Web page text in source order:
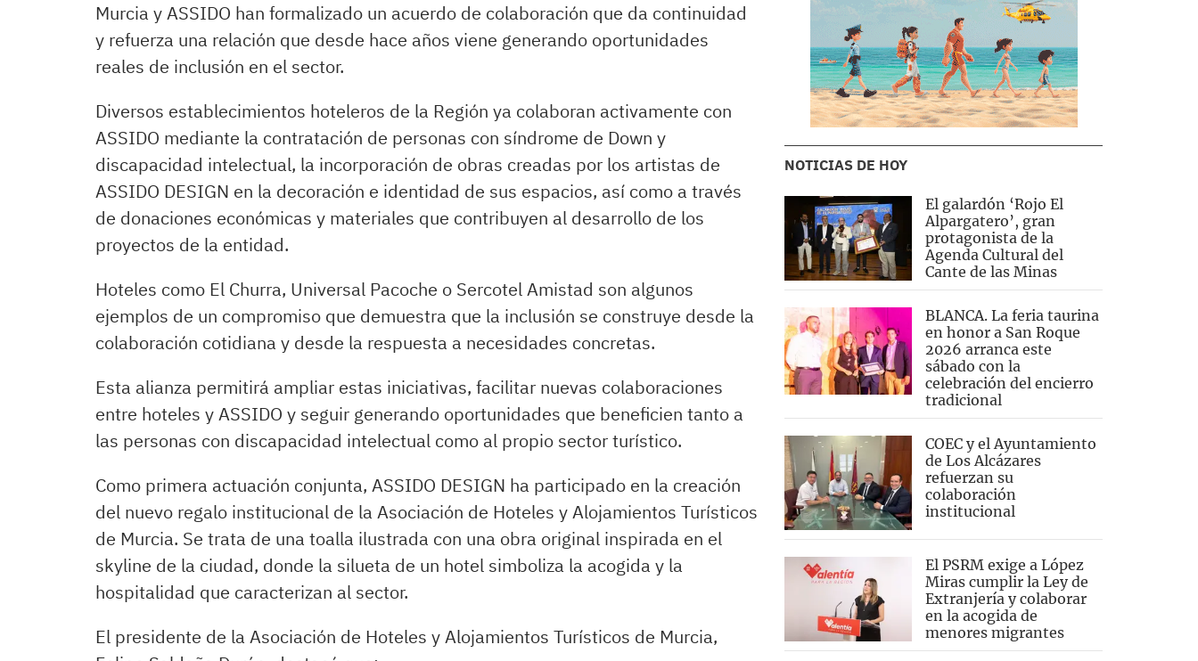
Murcia y ASSIDO han formalizado un acuerdo de colaboración que da continuidad
y refuerza una relación que desde hace años viene generando oportunidades
reales de inclusión en el sector.
Diversos establecimientos hoteleros de la Región ya colaboran activamente con
ASSIDO mediante la contratación de personas con síndrome de Down y
discapacidad intelectual, la incorporación de obras creadas por los artistas de
ASSIDO DESIGN en la decoración e identidad de sus espacios, así como a través
de donaciones económicas y materiales que contribuyen al desarrollo de los
proyectos de la entidad.
Hoteles como El Churra, Universal Pacoche o Sercotel Amistad son algunos
ejemplos de un compromiso que demuestra que la inclusión se construye desde la
colaboración cotidiana y desde la respuesta a necesidades concretas.
Esta alianza permitirá ampliar estas iniciativas, facilitar nuevas colaboraciones
entre hoteles y ASSIDO y seguir generando oportunidades que beneficien tanto a
las personas con discapacidad intelectual como al propio sector turístico.
Como primera actuación conjunta, ASSIDO DESIGN ha participado en la creación
del nuevo regalo institucional de la Asociación de Hoteles y Alojamientos Turísticos
de Murcia. Se trata de una toalla ilustrada con una obra original inspirada en el
skyline de la ciudad, donde la silueta de un hotel simboliza la acogida y la
hospitalidad que caracterizan al sector.
El presidente de la Asociación de Hoteles y Alojamientos Turísticos de Murcia,
NOTICIAS DE HOY
El galardón ‘Rojo El
Alpargatero’, gran
protagonista de la
Agenda Cultural del
Cante de las Minas
BLANCA. La feria taurina
en honor a San Roque
2026 arranca este
sábado con la
celebración del encierro
tradicional
COEC y el Ayuntamiento
de Los Alcázares
refuerzan su
colaboración
institucional
El PSRM exige a López
Miras cumplir la Ley de
Extranjería y colaborar
en la acogida de
menores migrantes